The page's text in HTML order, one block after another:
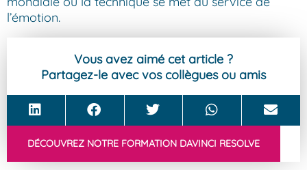
l’émotion.
Vous avez aimé cet article ?
Partagez-le avec vos collègues ou amis
DÉCOUVREZ NOTRE FORMATION DAVINCI RESOLVE